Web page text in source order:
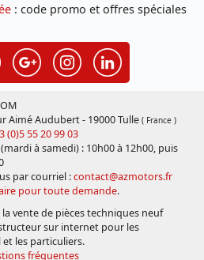
: code promo et offres spéciales
Aimé Audubert - 19000 Tulle ( France )
(0)5 55 20 99 03
à samedi) : 10h00 à 12h00, puis
par courriel :contact@azmotors.fr
pour toute demande.
la vente de pièces techniques neuf
sur internet pour les
les particuliers.
fréquentes